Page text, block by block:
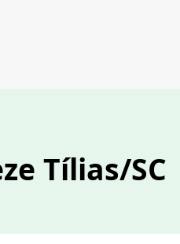
Tílias/SC